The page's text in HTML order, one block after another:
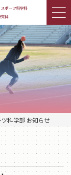
科学部 お知らせ